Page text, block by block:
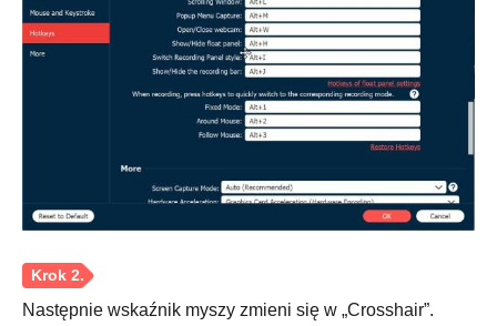
Następnie wskaźnik myszy zmieni się w „Crosshair”.